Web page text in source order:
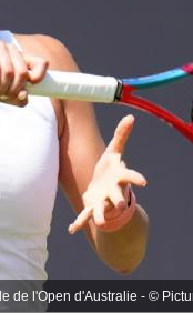
de l'Open d'Australie - ©